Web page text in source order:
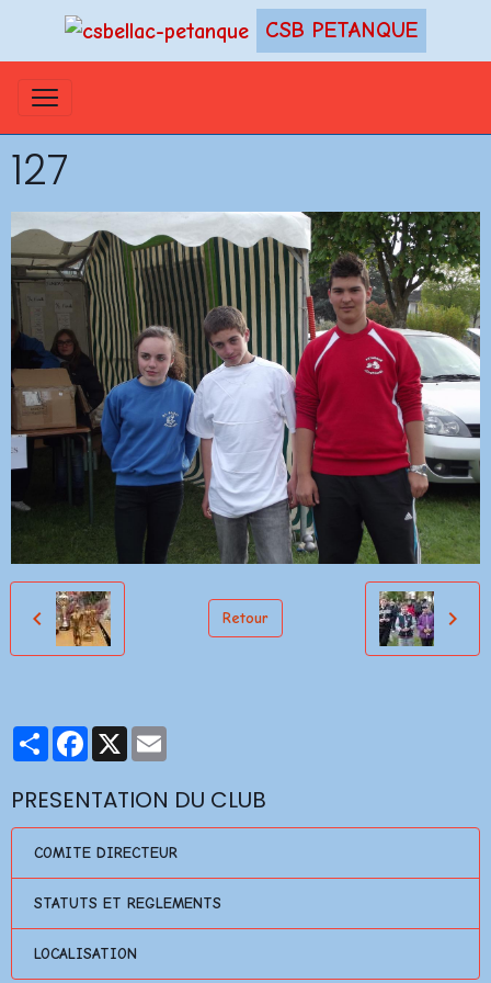
CSB PETANQUE
127
Retour
PartagerFacebook
X
PRESENTATION DU CLUB
COMITE DIRECTEUR
STATUTS ET REGLEMENTS
LOCALISATION